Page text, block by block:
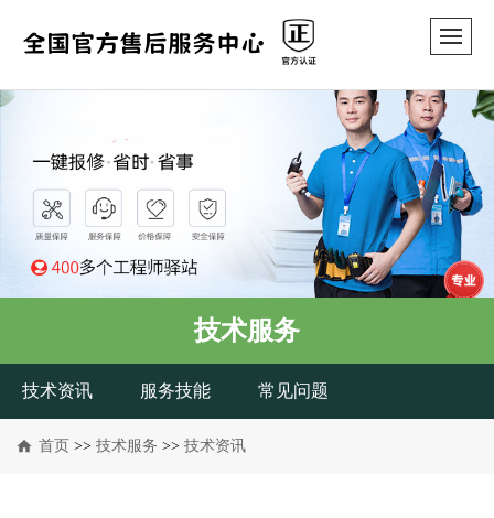
技术服务
技术资讯 服务技能 常见问题
首页 >> 技术服务 >> 技术资讯